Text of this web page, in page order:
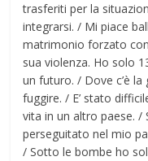
trasferiti per la
integrarsi. / Mi piace
matrimonio forzato
sua violenza. Ho solo
un futuro. / Dove c’è la
fuggire. / E’ stato
vita in un altro paese.
perseguitato nel mio
/ Sotto le bombe ho